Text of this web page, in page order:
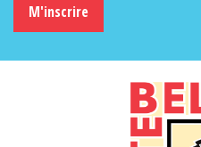
M'inscrire